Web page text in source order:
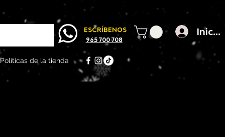
Políticas de la tienda
965 700 708
ESCRÍBENOS